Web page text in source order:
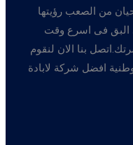
من الصعب رؤيتها
البق فى اسرع وقت
بنا الان لنقوم
افضل شركة لابادة